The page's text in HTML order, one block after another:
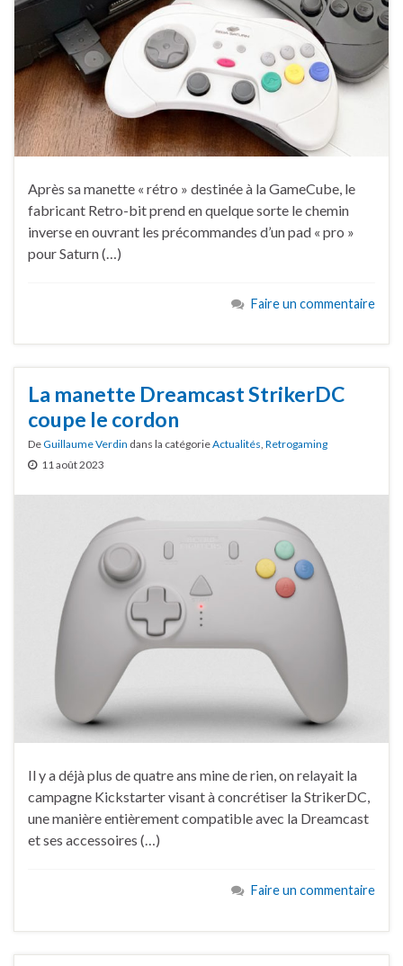
Après sa manette « rétro » destinée à la GameCube, le
fabricant Retro-bit prend en quelque sorte le chemin
inverse en ouvrant les précommandes d’un pad « pro »
pour Saturn (…)
Faire un commentaire
La manette Dreamcast StrikerDC
coupe le cordon
DeGuillaume Verdin dans la catégorieActualités, Retrogaming
11 août 2023
Il y a déjà plus de quatre ans mine de rien, on relayait la
campagne Kickstarter visant à concrétiser la StrikerDC,
une manière entièrement compatible avec la Dreamcast
et ses accessoires (…)
Faire un commentaire